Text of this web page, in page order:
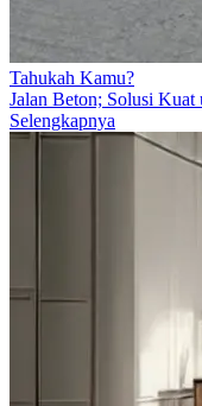
Tahukah Kamu?
Jalan Beton; Solusi
Selengkapnya